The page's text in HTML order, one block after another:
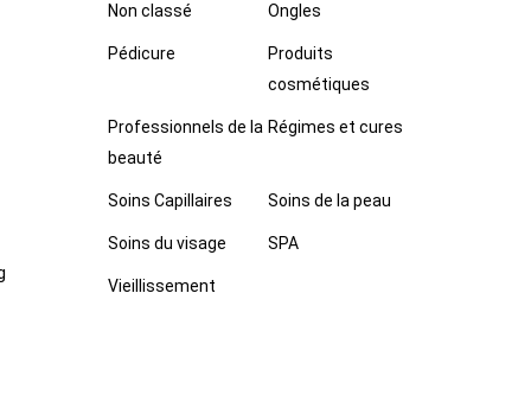
Non classé Ongles
Pédicure
Produits
cosmétiques
Professionnels de la
beauté
Régimes et cures
Soins Capillaires Soins de la peau
Soins du visage SPA
Vieillissement